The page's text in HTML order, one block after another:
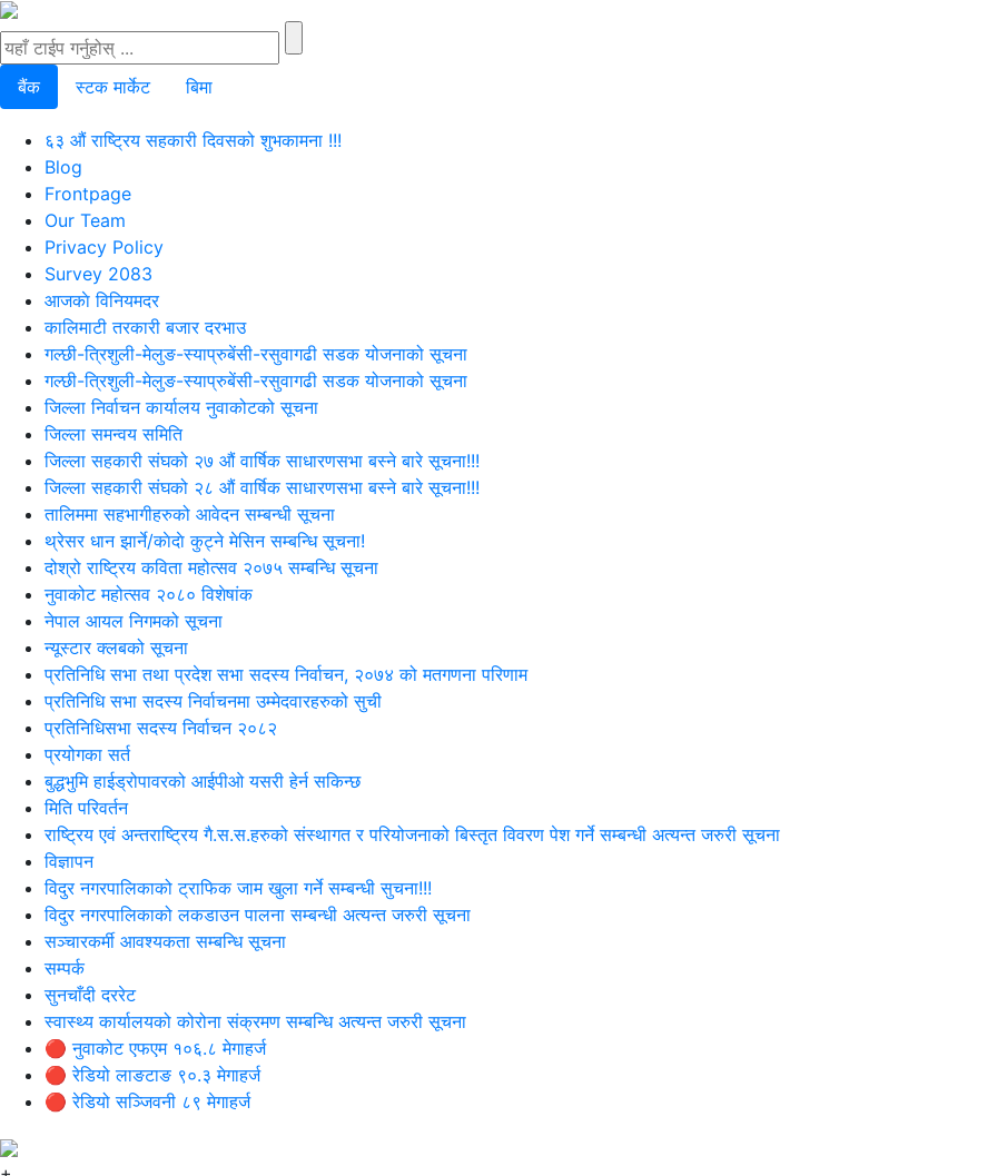
बैंक स्टक मार्केट बिमा
६३ औं राष्ट्रिय सहकारी दिवसको शुभकामना !!!
Blog
Frontpage
Our Team
Privacy Policy
Survey 2083
आजकाे विनियमदर
कालिमाटी तरकारी बजार दरभाउ
गल्छी-त्रिशुली-मेलुङ-स्याप्रुबेंसी-रसुवागढी सडक योजनाको सूचना
गल्छी-त्रिशुली-मेलुङ-स्याप्रुबेंसी-रसुवागढी सडक योजनाको सूचना
जिल्ला निर्वाचन कार्यालय नुवाकोटको सूचना
जिल्ला समन्वय समिति
जिल्ला सहकारी संघको २७ औं वार्षिक साधारणसभा बस्ने बारे सूचना!!!
जिल्ला सहकारी संघको २८ औं वार्षिक साधारणसभा बस्ने बारे सूचना!!!
तालिममा सहभागीहरुको आवेदन सम्बन्धी सूचना
थ्रेसर धान झार्ने/काेदाे कुट्ने मेसिन सम्बन्धि सूचना!
दोश्रो राष्ट्रिय कविता महोत्सव २०७५ सम्बन्धि सूचना
नुवाकोट महोत्सव २०८० विशेषांक
नेपाल आयल निगमको सूचना
न्यूस्टार क्लबको सूचना
प्रतिनिधि सभा तथा प्रदेश सभा सदस्य निर्वाचन, २०७४ को मतगणना परिणाम
प्रतिनिधि सभा सदस्य निर्वाचनमा उम्मेदवारहरुको सुची
प्रतिनिधिसभा सदस्य निर्वाचन २०८२
प्रयोगका सर्त
बुद्धभुमि हाईड्रोपावरको आईपीओ यसरी हेर्न सकिन्छ
मिति परिवर्तन
राष्ट्रिय एवं अन्तराष्ट्रिय गै.स.स.हरुको संस्थागत र परियोजनाको बिस्तृत विवरण पेश गर्ने सम्बन्धी अत्यन्त जरुरी सूचना
विज्ञापन
विदुर नगरपालिकाको ट्राफिक जाम खुला गर्ने सम्बन्धी सुचना!!!
विदुर नगरपालिकाको लकडाउन पालना सम्बन्धी अत्यन्त जरुरी सूचना
सञ्चारकर्मी आवश्यकता सम्बन्धि सूचना
सम्पर्क
सुनचाँदी दररेट
स्वास्थ्य कार्यालयको कोरोना संक्रमण सम्बन्धि अत्यन्त जरुरी सूचना
🔴 नुवाकोट एफएम १०६.८ मेगाहर्ज
🔴 रेडियो लाङटाङ ९०.३ मेगाहर्ज
🔴 रेडियो सञ्जिवनी ८९ मेगाहर्ज